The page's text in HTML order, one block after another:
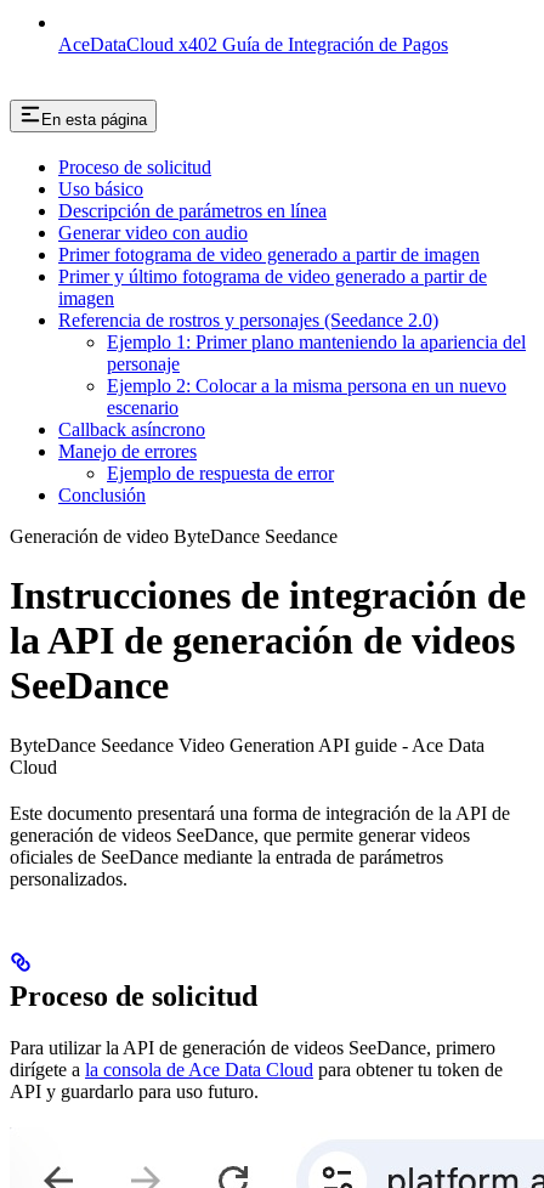
AceDataCloud x402 Guía de Integración de Pagos
En esta página
Proceso de solicitud
Uso básico
Descripción de parámetros en línea
Generar video con audio
Primer fotograma de video generado a partir de imagen
Primer y último fotograma de video generado a partir de
imagen
Referencia de rostros y personajes (Seedance 2.0)
Ejemplo 1: Primer plano manteniendo la apariencia del
personaje
Ejemplo 2: Colocar a la misma persona en un nuevo
escenario
Callback asíncrono
Manejo de errores
Ejemplo de respuesta de error
Conclusión
Generación de video ByteDance Seedance
Instrucciones de integración de
la API de generación de videos
SeeDance
ByteDance Seedance Video Generation API guide - Ace Data
Cloud
Este documento presentará una forma de integración de la API de
generación de videos SeeDance, que permite generar videos
oficiales de SeeDance mediante la entrada de parámetros
personalizados.
Proceso de solicitud
Para utilizar la API de generación de videos SeeDance, primero
dirígete a la consola de Ace Data Cloud para obtener tu token de
API y guardarlo para uso futuro.